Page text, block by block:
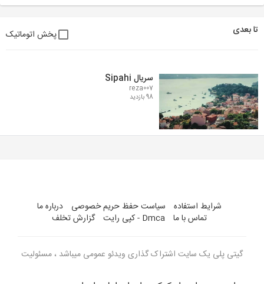
تا بعدی پخش اتوماتیک
سریال Sipahi
reza007
98 بازدید
شرایط استفاده سیاست حفظ حریم خصوصی
درباره ما
تماس با ما
Dmca - کپی رایت گزارش تخلف
گیتی پلی یک سایت اشتراک گذاری ویدئو عمومی میباشد ، مسئولیت